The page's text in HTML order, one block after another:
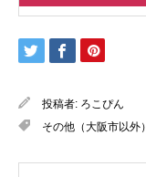
投稿者: ろこぴん
その他（大阪市以外）